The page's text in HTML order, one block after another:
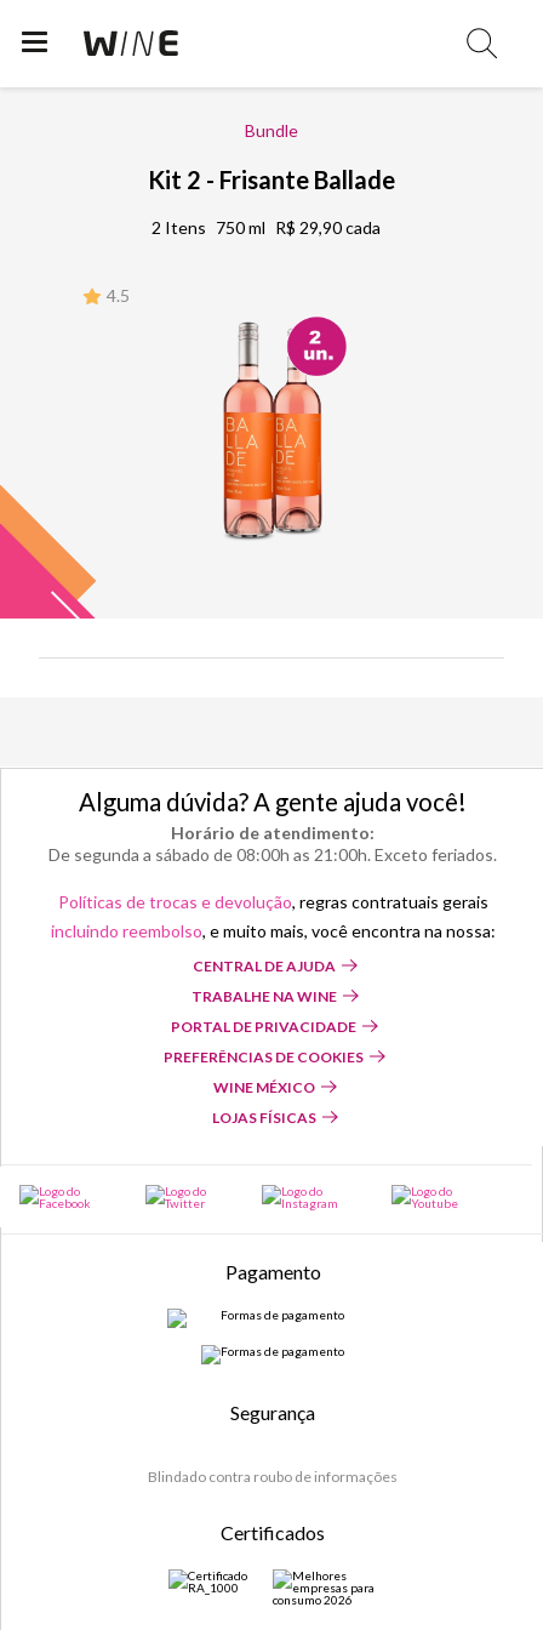
Bundle
Kit 2 - Frisante Ballade
2 Itens 750 ml R$ 29,90 cada
4.5
Alguma dúvida? A gente ajuda você!
Horário de atendimento:
De segunda a sábado de 08:00h as 21:00h. Exceto feriados.
Políticas de trocas e devolução, regras contratuais gerais
incluindo reembolso, e muito mais, você encontra na nossa:
CENTRAL DE AJUDA
TRABALHE NA WINE
PORTAL DE PRIVACIDADE
PREFERÊNCIAS DE COOKIES
WINE MÉXICO
LOJAS FÍSICAS
Pagamento
Segurança
Blindado contra roubo de informações
Certificados